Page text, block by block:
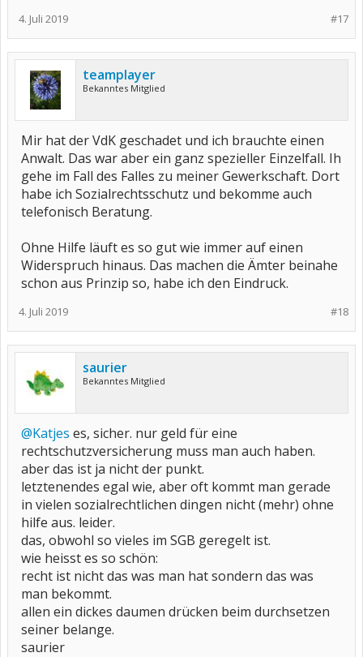
#17
4. Juli 2019
teamplayer
Bekanntes Mitglied
Mir hat der VdK geschadet und ich brauchte einen
Anwalt. Das war aber ein ganz spezieller Einzelfall. Ih
gehe im Fall des Falles zu meiner Gewerkschaft. Dort
habe ich Sozialrechtsschutz und bekomme auch
telefonisch Beratung.
Ohne Hilfe läuft es so gut wie immer auf einen
Widerspruch hinaus. Das machen die Ämter beinahe
schon aus Prinzip so, habe ich den Eindruck.
#18
4. Juli 2019
saurier
Bekanntes Mitglied
@Katjes es, sicher. nur geld für eine
rechtschutzversicherung muss man auch haben.
aber das ist ja nicht der punkt.
letztenendes egal wie, aber oft kommt man gerade
in vielen sozialrechtlichen dingen nicht (mehr) ohne
hilfe aus. leider.
das, obwohl so vieles im SGB geregelt ist.
wie heisst es so schön:
recht ist nicht das was man hat sondern das was
man bekommt.
allen ein dickes daumen drücken beim durchsetzen
seiner belange.
saurier